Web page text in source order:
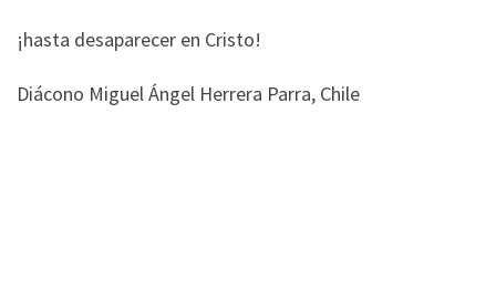
¡hasta desaparecer en Cristo!
Diácono Miguel Ángel Herrera Parra, Chile